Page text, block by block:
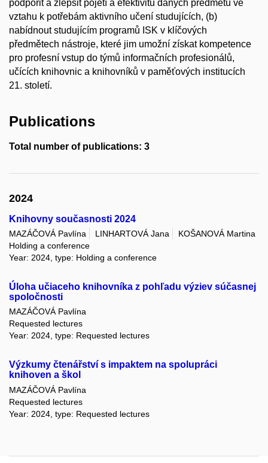
podpořit a zlepšit pojetí a efektivitu daných předmětů ve
vztahu k potřebám aktivního učení studujících, (b)
nabídnout studujícím programů ISK v klíčových
předmětech nástroje, které jim umožní získat kompetence
pro profesní vstup do týmů informačních profesionálů,
učících knihovnic a knihovníků v paměťových institucích
21. století.
Publications
Total number of publications: 3
2024
Knihovny současnosti 2024
MAZÁČOVÁ Pavlína LINHARTOVÁ Jana
KOŠANOVÁ Martina
Holding a conference
Year: 2024, type: Holding a conference
Úloha učiaceho knihovníka z pohľadu výziev súčasnej
spoločnosti
MAZÁČOVÁ Pavlína
Requested lectures
Year: 2024, type: Requested lectures
Výzkumy čtenářství s impaktem na spolupráci
knihoven a škol
MAZÁČOVÁ Pavlína
Requested lectures
Year: 2024, type: Requested lectures